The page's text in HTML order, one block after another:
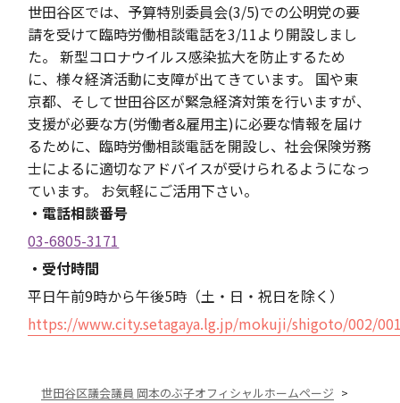
世田谷区では、予算特別委員会(3/5)での公明党の要
請を受けて臨時労働相談電話を3/11より開設しまし
た。 新型コロナウイルス感染拡大を防止するため
に、様々経済活動に支障が出てきています。 国や東
京都、そして世田谷区が緊急経済対策を行いますが、
支援が必要な方(労働者&雇用主)に必要な情報を届け
るために、臨時労働相談電話を開設し、社会保険労務
士によるに適切なアドバイスが受けられるようになっ
ています。 お気軽にご活用下さい。
・電話相談番号
03-6805-3171
・受付時間
平日午前9時から午後5時（土・日・祝日を除く）
https://www.city.setagaya.lg.jp/mokuji/shigoto/002/
世田谷区議会議員 岡本のぶ子オフィシャルホームページ